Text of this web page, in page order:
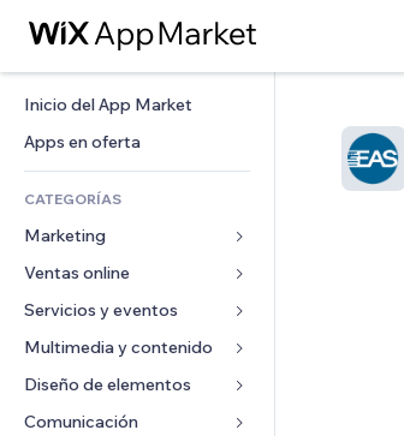
Inicio del App Market
Apps en oferta
CATEGORÍAS
Marketing
Anuncios
Móvil
Analíticas
Ventas online
Apps para tiendas
Envíos y entregas
Botones de venta
Servicios y eventos
Hoteles
Eventos
Restaurantes
Multimedia y contenido
Galerías
Música
Diseño de elementos
Mapas y navegación